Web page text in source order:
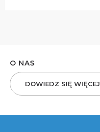
O NAS
DOWIEDZ SIĘ WIĘCEJ